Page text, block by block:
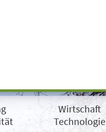
Wirtschaft
Technologie